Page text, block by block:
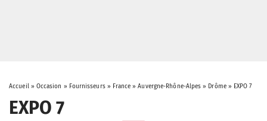
Accueil» Occasion » Fournisseurs» France »Auvergne-Rhône-Alpes » Drôme» EXPO 7
EXPO 7